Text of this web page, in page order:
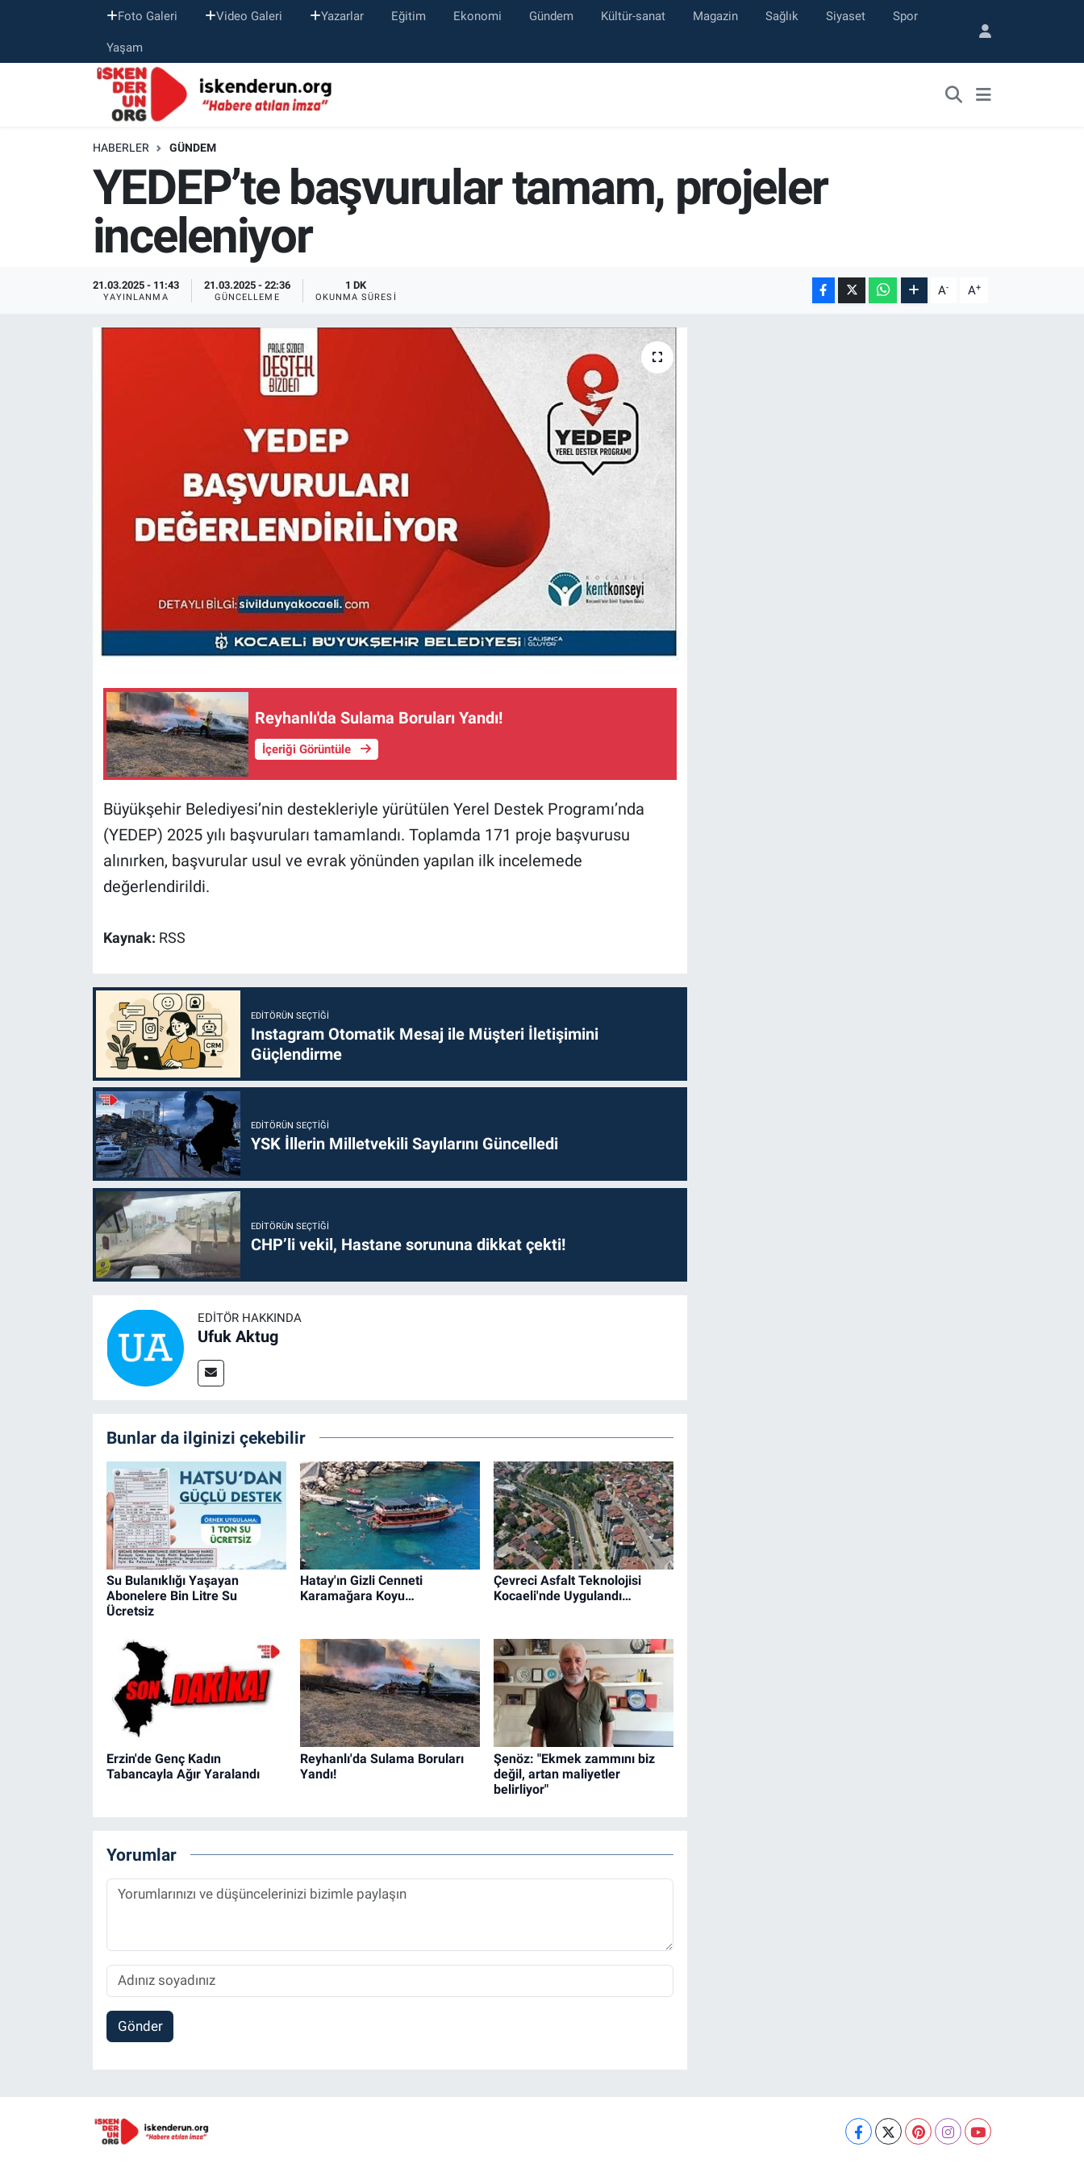
Foto Galeri Video Galeri Yazarlar Eğitim Ekonomi Gündem Kültür-sanat Magazin Sağlık Siyaset Spor
Yaşam
HABERLER GÜNDEM
YEDEP’te başvurular tamam, projeler
inceleniyor
21.03.2025 - 11:43
YAYINLANMA
21.03.2025 - 22:36
GÜNCELLEME
1 DK
OKUNMA SÜRESI A- A+
Reyhanlı'da Sulama Boruları Yandı!
İçeriği Görüntüle
Büyükşehir Belediyesi’nin destekleriyle yürütülen Yerel Destek Programı’nda
(YEDEP) 2025 yılı başvuruları tamamlandı. Toplamda 171 proje başvurusu
alınırken, başvurular usul ve evrak yönünden yapılan ilk incelemede
değerlendirildi.
Kaynak: RSS
EDITÖRÜN SEÇTIĞI
Instagram Otomatik Mesaj ile Müşteri İletişimini
Güçlendirme
EDITÖRÜN SEÇTIĞI
YSK İllerin Milletvekili Sayılarını Güncelledi
EDITÖRÜN SEÇTIĞI
CHP’li vekil, Hastane sorununa dikkat çekti!
EDITÖR HAKKINDA
Ufuk Aktug
Bunlar da ilginizi çekebilir
Su Bulanıklığı Yaşayan
Abonelere Bin Litre Su
Ücretsiz
Hatay'ın Gizli Cenneti
Karamağara Koyu…
Çevreci Asfalt Teknolojisi
Kocaeli'nde Uygulandı…
Erzin'de Genç Kadın
Tabancayla Ağır Yaralandı
Reyhanlı'da Sulama Boruları
Yandı!
Şenöz: "Ekmek zammını biz
değil, artan maliyetler
belirliyor"
Yorumlar
Gönder